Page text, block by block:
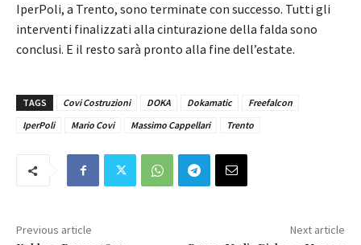
IperPoli, a Trento, sono terminate con successo. Tutti gli
interventi finalizzati alla cinturazione della falda sono
conclusi. E il resto sarà pronto alla fine dell’estate.
TAGS Covi Costruzioni DOKA Dokamatic
Freefalcon
IperPoli
Mario Covi Massimo Cappellari Trento
Previous article Next article